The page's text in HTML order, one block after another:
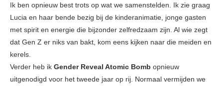
Ik ben opnieuw best trots op wat we samenstelden. Ik zie graag
Lucia en haar bende bezig bij de kinderanimatie, jonge gasten
met spirit en energie die bijzonder zelfredzaam zijn. Al wie zegt
dat Gen Z er niks van bakt, kom eens kijken naar die meiden en
kerels.
Verder heb ik Gender Reveal Atomic Bomb opnieuw
uitgenodigd voor het tweede jaar op rij. Normaal vermijden we